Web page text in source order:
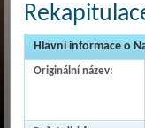
Hlavní informace o
Originální název: